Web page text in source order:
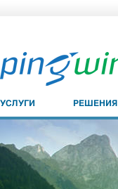
УСЛУГИ РЕШЕНИЯ